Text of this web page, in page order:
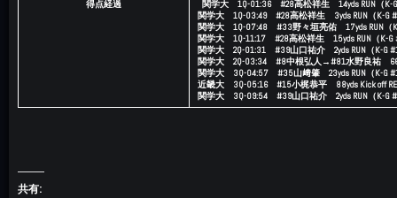
得点経過
関学大 1Q-01:36 #28高松祥生 14yds RUN（K-
関学大 1Q-03:49 #28高松祥生 3yds RUN（K-G
関学大 1Q-07:48 #33野々垣亮佑 17yds RUN（
関学大 1Q-11:17 #28高松祥生 15yds RUN（K-G
関学大 2Q-01:31 #39山口祐介 2yds RUN（K-G
関学大 2Q-03:34 #8中根弘人→#81水野良祐
関学大 3Q-04:57 #35山﨑肇 23yds RUN（K-G
近畿大 3Q-05:16 #15小梶恭平 88yds Kick off
関学大 3Q-09:54 #39山口祐介 2yds RUN（K-G
共有: